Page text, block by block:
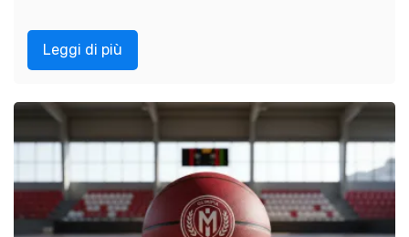
Leggi di più